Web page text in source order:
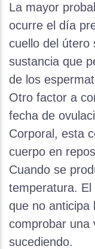
La mayor
ocurre el día
cuello del útero
sustancia que
de los
Otro factor a
fecha de
Corporal, esta
cuerpo en
Cuando se
temperatura.
que no anticipa
comprobar una
sucediendo.